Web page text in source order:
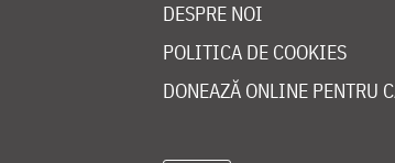
DESPRE NOI
POLITICA DE COOKIES
DONEAZĂ ONLINE PENTRU